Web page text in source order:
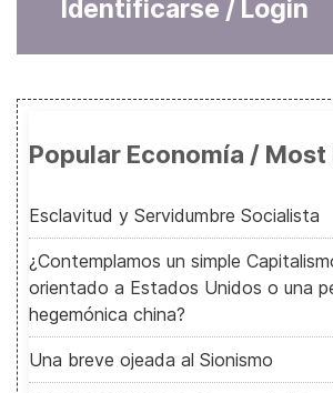
Identificarse / Login
Popular Economía / Most
Esclavitud y Servidumbre Socialista
¿Contemplamos un simple
orientado a Estados Unidos o una
hegemónica china?
Una breve ojeada al Sionismo